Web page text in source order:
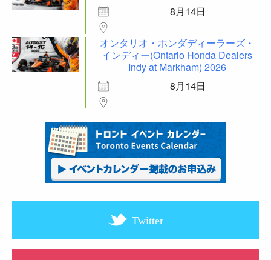
8月14日
オンタリオ・ホンダディーラーズ・
インディー(Ontario Honda Dealers
Indy at Markham) 2026
8月14日
Twitter